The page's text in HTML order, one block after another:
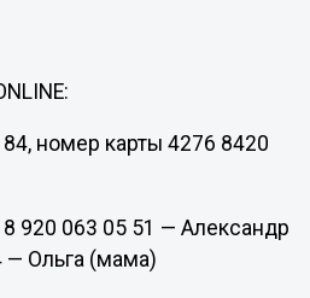
номер карты 4276 8420
920 063 05 51 — Александр
— Ольга (мама)